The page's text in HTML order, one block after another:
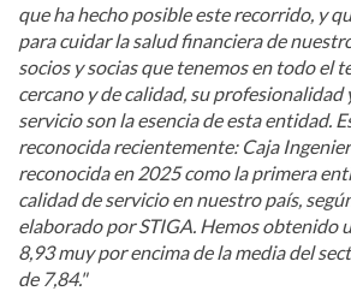
que ha hecho posible este recorrido, y
para cuidar la salud financiera de
socios y socias que tenemos en todo el
cercano y de calidad, su profesionalidad
servicio son la esencia de esta entidad.
reconocida recientemente: Caja
reconocida en 2025 como la primera
calidad de servicio en nuestro país,
elaborado por STIGA. Hemos obtenido
8,93 muy por encima de la media del
de 7,84."